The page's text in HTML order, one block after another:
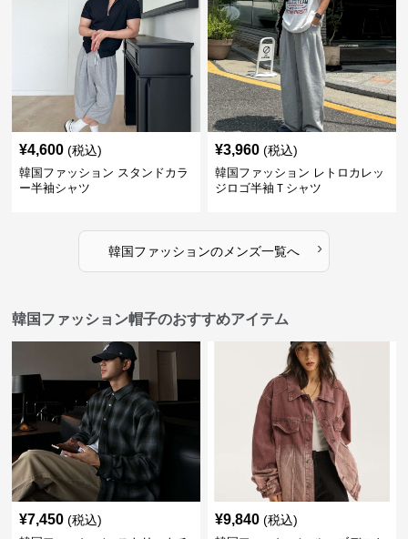
¥4,600 (税込)
韓国ファッション スタンドカラ
ー半袖シャツ
¥3,960 (税込)
韓国ファッション レトロカレッ
ジロゴ半袖Ｔシャツ
韓国ファッションのメンズ一覧へ ›
韓国ファッション帽子のおすすめアイテム
¥7,450 (税込) ¥9,840 (税込)